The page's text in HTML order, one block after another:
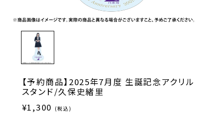
【予約商品】2025年7月度 生誕記念アクリル
スタンド/久保史緒里
¥1,300 (税込)